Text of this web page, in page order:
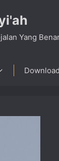
Yang
Download